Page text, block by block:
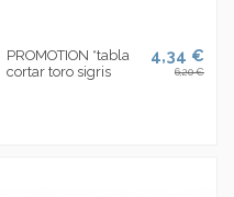
PROMOTION *tabla
cortar toro sigris
4,34 €
6,20 €